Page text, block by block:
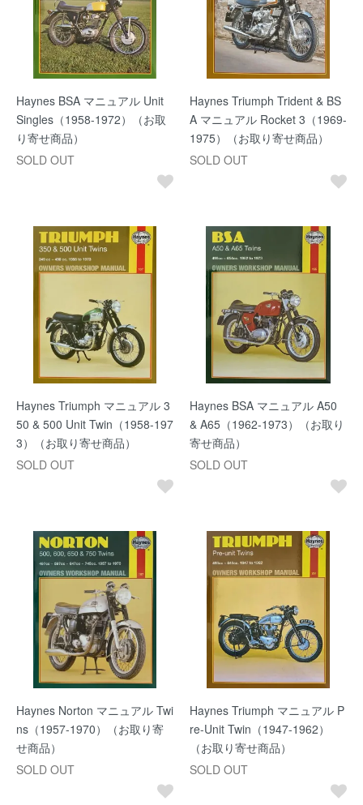
Haynes BSA マニュアル Unit
Singles（1958-1972）（お取
り寄せ商品）
SOLD OUT
Haynes Triumph Trident & BS
A マニュアル Rocket 3（1969-
1975）（お取り寄せ商品）
SOLD OUT
Haynes Triumph マニュアル 3
50 & 500 Unit Twin（1958-197
3）（お取り寄せ商品）
SOLD OUT
Haynes BSA マニュアル A50
& A65（1962-1973）（お取り
寄せ商品）
SOLD OUT
Haynes Norton マニュアル Twi
ns（1957-1970）（お取り寄
せ商品）
SOLD OUT
Haynes Triumph マニュアル P
re-Unit Twin（1947-1962）
（お取り寄せ商品）
SOLD OUT